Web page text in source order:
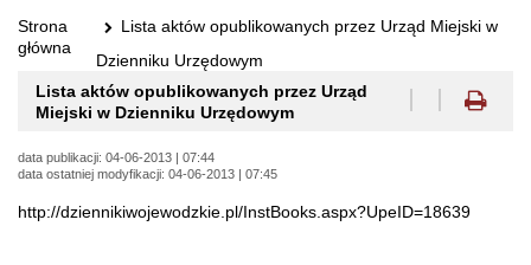
Jesteś
tutaj:
Strona
główna
Lista aktów opublikowanych przez Urząd Miejski w
Dzienniku Urzędowym
Lista aktów opublikowanych przez Urząd
Miejski w Dzienniku Urzędowym
data publikacji: 04-06-2013 | 07:44
data ostatniej modyfikacji: 04-06-2013 | 07:45
http://dziennikiwojewodzkie.pl/InstBooks.aspx?UpeID=18639